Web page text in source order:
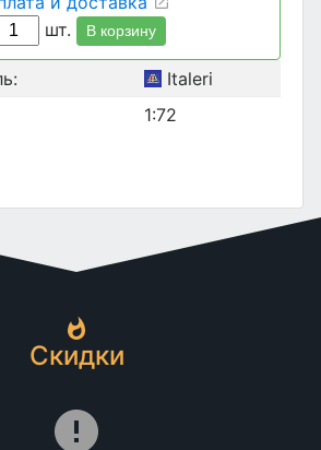
шт.
В корзину
Italeri
1:72
Скидки